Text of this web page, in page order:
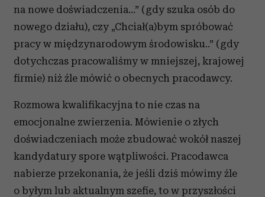
na nowe doświadczenia…” (gdy szuka osób do
nowego działu), czy „Chciał(a)bym spróbować
pracy w międzynarodowym środowisku..” (gdy
dotychczas pracowaliśmy w mniejszej, krajowej
firmie) niż źle mówić o obecnych pracodawcy.
Rozmowa kwalifikacyjna to nie czas na
emocjonalne zwierzenia. Mówienie o złych
doświadczeniach może zbudować wokół naszej
kandydatury spore wątpliwości. Pracodawca
nabierze przekonania, że jeśli dziś mówimy źle
o byłym lub aktualnym szefie, to w przyszłości